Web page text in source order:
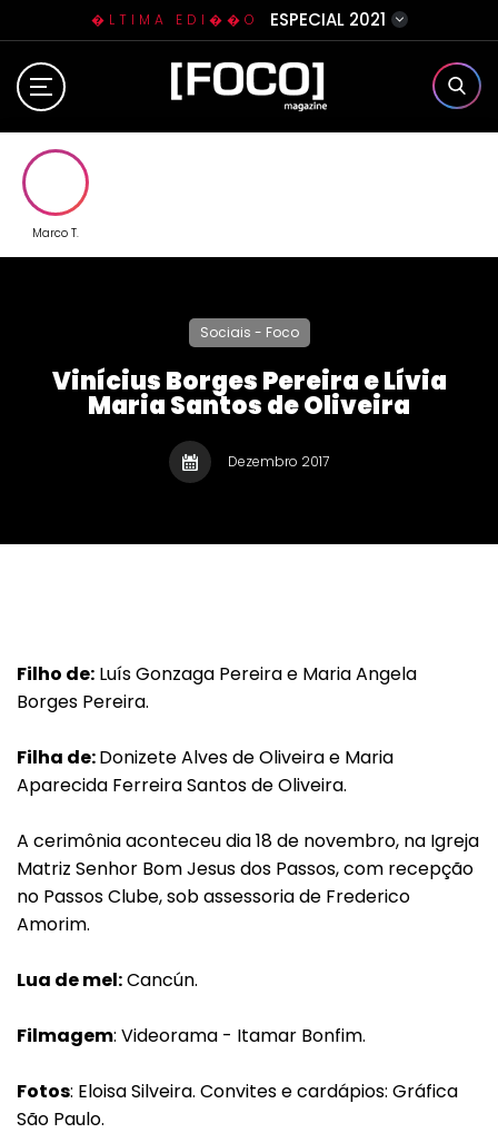
�LTIMA EDI��O ESPECIAL 2021
Home
Contato
Marco T.
Sociais - Foco
Vinícius Borges Pereira e Lívia
Maria Santos de Oliveira
Dezembro 2017
Filho de: Luís Gonzaga Pereira e Maria Angela
Borges Pereira.
Filha de:Donizete Alves de Oliveira e Maria
Aparecida Ferreira Santos de Oliveira.
A cerimônia aconteceu dia 18 de novembro, na Igreja
Matriz Senhor Bom Jesus dos Passos, com recepção
no Passos Clube, sob assessoria de Frederico
Amorim.
Lua de mel:Cancún.
Filmagem: Videorama - Itamar Bonfim.
Fotos: Eloisa Silveira. Convites e cardápios: Gráfica
São Paulo.